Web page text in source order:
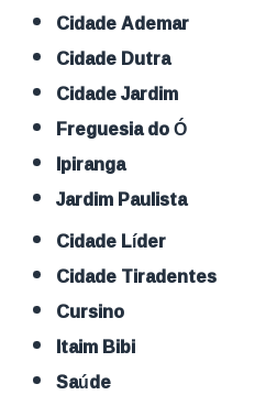
Cidade Ademar
Cidade Dutra
Cidade Jardim
Freguesia do Ó
Ipiranga
Jardim Paulista
Cidade Líder
Cidade Tiradentes
Cursino
Itaim Bibi
Saúde